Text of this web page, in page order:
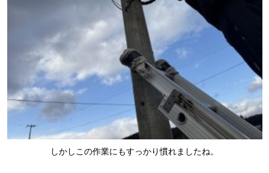
しかしこの作業にもすっかり慣れましたね。